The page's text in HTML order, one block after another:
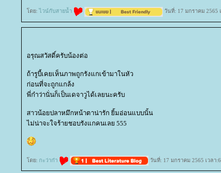
ดย: ไวน์กับสายน้ำ วันที่: 17 มกราคม 2565
อรุณสวัสดิ์ครับน้องต่อ
ถ้ารูบี้เคยเห็นภาพถูกรังแกเข้ามาในหัว
ก่อนที่จะถูกแกล้ง
พี่ก๋าว่านั่นก็เป็นเดจาวูได้เลยนะครับ
สาวน้อยปลาหมึกหน้าตาน่ารัก ยิ้มอ่อนแบบนั้น
ไม่น่าจะใจร้ายชอบรังแกคนเลย 555
ดย: กะว่าก๋า วันที่: 17 มกราคม 2565 เวลา